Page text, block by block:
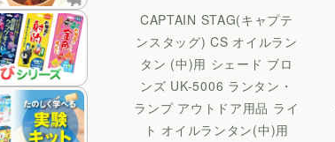
CAPTAIN STAG(キャプテ
ンスタッグ) CS オイルラン
タン (中)用 シェード ブロ
ンズ UK-5006 ランタン・
ランプ アウトドア用品 ライ
ト オイルランタン(中)用